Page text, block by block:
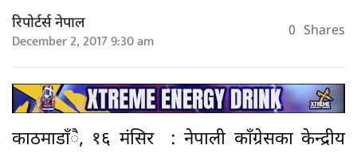
रिपोर्टर्स नेपाल
December 2, 2017 9:30 am 0 Shares
काठमाडाँै, १६ मंसिर : नेपाली काँग्रेसका केन्द्रीय